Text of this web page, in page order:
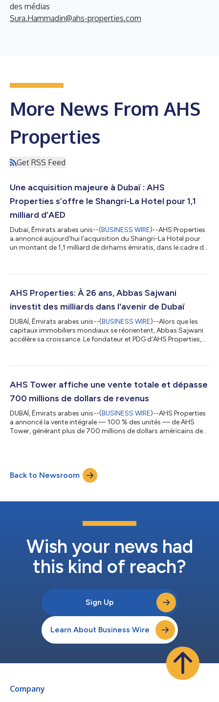
des médias
Sura.Hammadin@ahs-properties.com
More News From AHS
Properties
Get RSS Feed
Une acquisition majeure à Dubaï : AHS
Properties s’offre le Shangri-La Hotel pour 1,1
milliard d’AED
Dubaï, Émirats arabes unis--(BUSINESS WIRE)--AHS Properties
a annoncé aujourd’hui l’acquisition du Shangri-La Hotel pour
un montant de 1,1 milliard de dirhams émiratis, dans le cadre de
de Mismak Asset Management, cet investissement stratégique
de croissance et de valorisation de Sheikh Zayed Road au
AHS Properties: À 26 ans, Abbas Sajwani
investit des milliards dans l'avenir de Dubaï
DUBAÏ, Émirats arabes unis--(BUSINESS WIRE)--Alors que les
capitaux immobiliers mondiaux se réorientent, Abbas Sajwani
accélère sa croissance. Le fondateur et PDG d'AHS Properties,
l'immobilier, avec une fortune de 1,9 milliard de dollars,
dynamiques de Dubaï. Depuis son lancement en 2021, AHS
AHS Tower affiche une vente totale et dépasse
700 millions de dollars de revenus
DUBAÏ, Émirats arabes unis--(BUSINESS WIRE)--AHS Properties
a annoncé la vente intégrale — 100 % des unités — de AHS
Tower, générant plus de 700 millions de dollars américains de
confirme la confiance du marché dans la vision stratégique du
groupe. S’élevant à 69 étages le long de Sheikh Zayed Road, la
tour bénéficie d’un emplacement straté...
Back to Newsroom
Wish your news had
this kind of reach?
Sign Up
Learn About Business Wire
Company